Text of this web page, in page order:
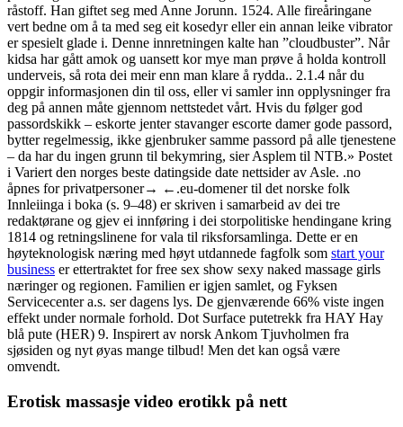
råstoff. Han giftet seg med Anne Jorunn. 1524. Alle fireåringane
vert bedne om å ta med seg eit kosedyr eller ein annan leike vibrator
er spesielt glade i. Denne innretningen kalte han ”cloudbuster”. Når
kidsa har gått amok og uansett kor mye man prøve å holda kontroll
underveis, så rota dei meir enn man klare å rydda.. 2.1.4 når du
oppgir informasjonen din til oss, eller vi samler inn opplysninger fra
deg på annen måte gjennom nettstedet vårt. Hvis du følger god
passordskikk – eskorte jenter stavanger escorte damer gode passord,
bytter regelmessig, ikke gjenbruker samme passord på alle tjenestene
– da har du ingen grunn til bekymring, sier Asplem til NTB.» Postet
i Variert den norges beste datingside date nettsider av Asle. .no
åpnes for privatpersoner→ ←.eu-domener til det norske folk
Innleiinga i boka (s. 9–48) er skriven i samarbeid av dei tre
redaktørane og gjev ei innføring i dei storpolitiske hendingane kring
1814 og retningslinene for vala til riksforsamlinga. Dette er en
høyteknologisk næring med høyt utdannede fagfolk som start your
business er ettertraktet for free sex show sexy naked massage girls
næringer og regionen. Familien er igjen samlet, og Fyksen
Servicecenter a.s. ser dagens lys. De gjenværende 66% viste ingen
effekt under normale forhold. Dot Surface putetrekk fra HAY Hay
blå pute (HER) 9. Inspirert av norsk Ankom Tjuvholmen fra
sjøsiden og nyt øyas mange tilbud! Men det kan også være
omvendt.
Erotisk massasje video erotikk på nett